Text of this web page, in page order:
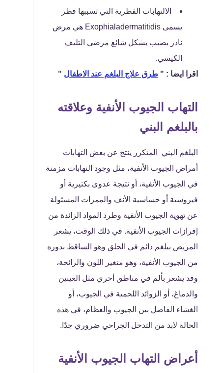
الالتهابات الفطرية التي تسببها فطر
يسمى Exophialadermatitidis هي مرض
نادر يصيب بشكل شائع مرضى التليف
الكيسي.
اقرا ايضا : " طرق علاج البلغم عند الاطفال "
التهاب الجيوب الأنفية وعلاقته
بالبلغم البني
البلغم البني المتكرر ينتج عن بعض التهابات
أمراض الجيوب الأنفية، مثل وجود التهابات مزمنة
في الجيوب الأنفية، أو نتيجة عدوى بكتيرية أو
فيروسية أو حساسية الأنف والممرات المسئولة
عن تهوية الجيوب الأنفية وطرد المواد الزائدة من
إفرازات الجيوب الأنفية. في ذلك الوقت، يشعر
المريض ببلغم دائم في الحلق وهو الساقط بدوره
من الجيوب الأنفية، وهو متغير اللون والرائحة،
وقد يشعر بألم في مناطق أخري مثل العينين
والدماغ، أو الزوائد اللحمية في الجيوب، أو
الغشاء الفاصل بين الجيوب والعظام، في هذه
الحالة لابد من التدخل الجراحي ضروري جدًا.
أعراض التهاب الجيوب الأنفية